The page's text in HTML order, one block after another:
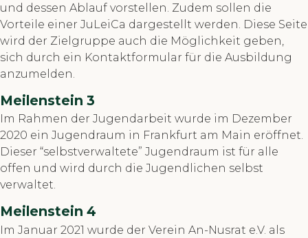
und dessen Ablauf vorstellen. Zudem sollen die
Vorteile einer JuLeiCa dargestellt werden. Diese Seite
wird der Zielgruppe auch die Möglichkeit geben,
sich durch ein Kontaktformular für die Ausbildung
anzumelden.
Meilenstein 3
Im Rahmen der Jugendarbeit wurde im Dezember
2020 ein Jugendraum in Frankfurt am Main eröffnet.
Dieser “selbstverwaltete” Jugendraum ist für alle
offen und wird durch die Jugendlichen selbst
verwaltet.
Meilenstein 4
Im Januar 2021 wurde der Verein An-Nusrat e.V. als